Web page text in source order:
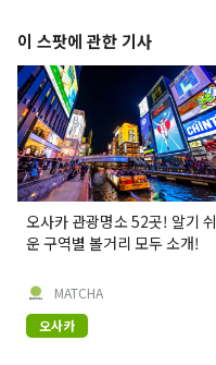
이 스팟에 관한 기사
오사카 관광명소 52곳! 알기 쉬
운 구역별 볼거리 모두 소개!
MATCHA
오사카